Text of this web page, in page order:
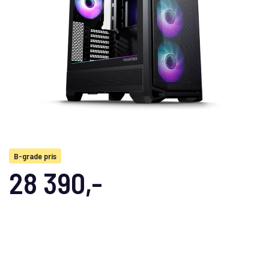
B-grade pris
28 390,-